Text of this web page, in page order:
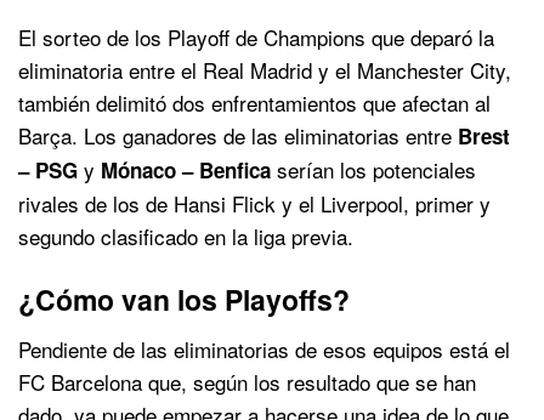
El sorteo de los Playoff de Champions que deparó la
eliminatoria entre el Real Madrid y el Manchester City,
también delimitó dos enfrentamientos que afectan al
Barça. Los ganadores de las eliminatorias entre Brest
– PSG y Mónaco – Benfica serían los potenciales
rivales de los de Hansi Flick y el Liverpool, primer y
segundo clasificado en la liga previa.
¿Cómo van los Playoffs?
Pendiente de las eliminatorias de esos equipos está el
FC Barcelona que, según los resultado que se han